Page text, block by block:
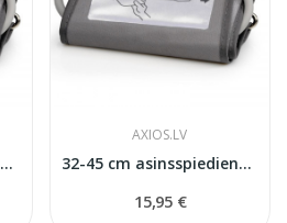
22-42 cm asinsspiediena mērītāja manšete
AXIOS.LV
32-45 cm asinsspiediena mērītāja manšete
15,95 €